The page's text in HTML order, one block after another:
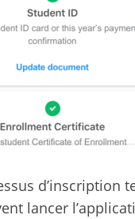
d’inscription
lancer